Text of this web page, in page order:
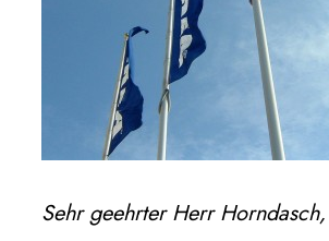
Sehr geehrter Herr Horndasch,